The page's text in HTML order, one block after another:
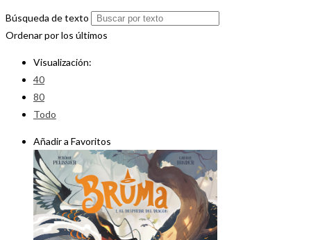
Búsqueda de texto
Ordenar por los últimos
Visualización:
40
80
Todo
Añadir a Favoritos